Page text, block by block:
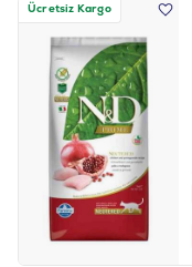
Ücretsiz Kargo